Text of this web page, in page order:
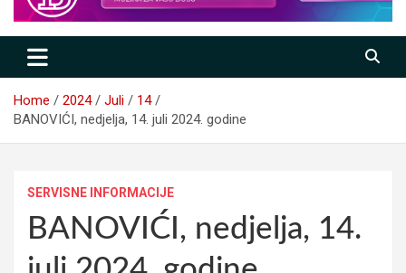
Home 2024 Juli
14
BANOVIĆI, nedjelja, 14. juli 2024. godine
SERVISNE INFORMACIJE
BANOVIĆI, nedjelja, 14.